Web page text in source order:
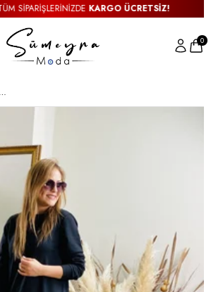
SİPARİŞLERİNİZDEKARGO ÜCRETSİZ!
0
Mürdüm Deri Detaylı Sweat Elbise